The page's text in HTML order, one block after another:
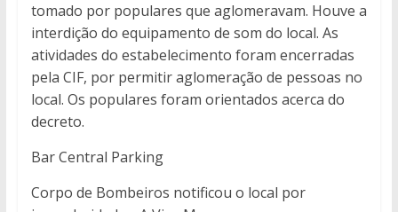
tomado por populares que aglomeravam. Houve a
interdição do equipamento de som do local. As
atividades do estabelecimento foram encerradas
pela CIF, por permitir aglomeração de pessoas no
local. Os populares foram orientados acerca do
decreto.
Bar Central Parking
Corpo de Bombeiros notificou o local por